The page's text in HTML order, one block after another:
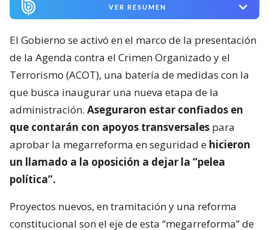
VER RESUMEN
El Gobierno se activó en el marco de la presentación
de la Agenda contra el Crimen Organizado y el
Terrorismo (ACOT), una batería de medidas con la
que busca inaugurar una nueva etapa de la
administración. Aseguraron estar confiados en
que contarán con apoyos transversales para
aprobar la megarreforma en seguridad e hicieron
un llamado a la oposición a dejar la “pelea
política”.
Proyectos nuevos, en tramitación y una reforma
constitucional son el eje de esta “megarreforma” de